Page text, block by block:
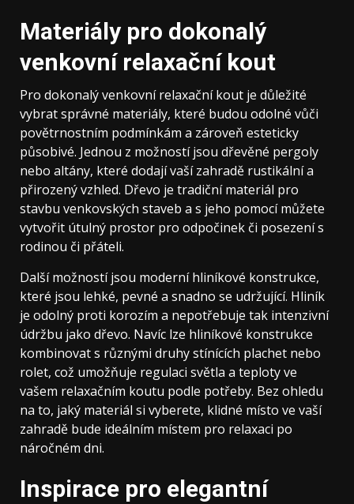
Materiály pro dokonalý
venkovní relaxační kout
Pro dokonalý venkovní relaxační kout je důležité
vybrat správné materiály, které budou odolné vůči
povětrnostním podmínkám a zároveň esteticky
působivé. Jednou z možností jsou dřevěné pergoly
nebo altány, které dodají vaší zahradě rustikální a
přirozený vzhled. Dřevo je tradiční materiál pro
stavbu venkovských staveb a s jeho pomocí můžete
vytvořit útulný prostor pro odpočinek či posezení s
rodinou či přáteli.
Další možností jsou moderní hliníkové konstrukce,
které jsou lehké, pevné a snadno se udržující. Hliník
je odolný proti korozím a nepotřebuje tak intenzivní
údržbu jako dřevo. Navíc lze hliníkové konstrukce
kombinovat s různými druhy stínících plachet nebo
rolet, což umožňuje regulaci světla a teploty ve
vašem relaxačním koutu podle potřeby. Bez ohledu
na to, jaký materiál si vyberete, klidné místo ve vaší
zahradě bude ideálním místem pro relaxaci po
náročném dni.
Inspirace pro elegantní